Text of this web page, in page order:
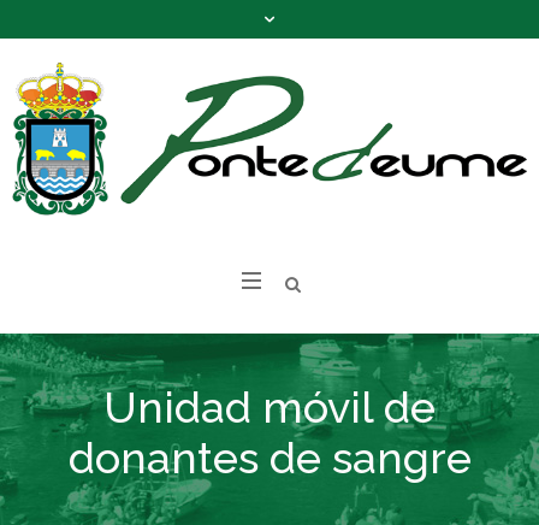
Unidad móvil de
donantes de sangre